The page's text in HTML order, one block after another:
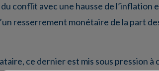
conflit avec une hausse de
resserrement monétaire de la part
ce dernier est mis sous pression à